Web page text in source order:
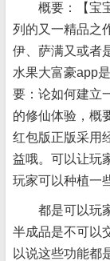
概要：【宝宝
列的又一精品之
伊、萨满又或者
水果大富豪app
要：论如何建立
的修仙体验，概
红包版正版采用
益哦。可以让玩
玩家可以种植一
都是可以玩家
半成品是不可以
以说这些功能都